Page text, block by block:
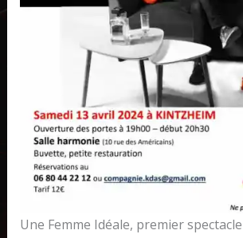
Une Femme Idéale, premier